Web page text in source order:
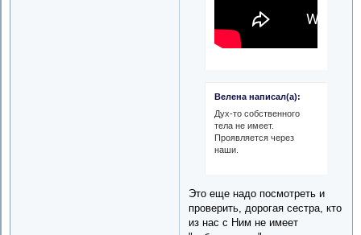
Велена написал(а):
Дух-то собственного
тела не имеет.
Проявляется через
наши.
Это еще надо посмотреть и
проверить, дорогая сестра, кто
из нас с Ним не имеет